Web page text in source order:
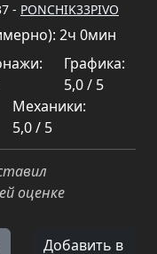
- PONCHIK33PIVO
2ч 0мин
Графика:
5,0 / 5
Механики:
5,0 / 5
оценке
Добавить в